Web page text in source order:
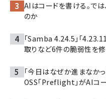
AIはコードを書ける。では
のか
「Samba 4.24.5」「
取りなど6件の脆弱性を
「今日はなぜか進まなか
OSS「Preflight」がAIコ